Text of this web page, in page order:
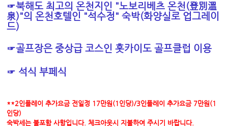
☞북해도 최고의 온천지인 "노보리베츠 온천(登別溫
泉)"의 온천호텔인 "석수정" 숙박(화양실로 업그레이
드)
☞​골프장은 중상급 코스인 홋카이도 골프클럽 이용
☞ 석식 부페식
**2인플레이 추가요금 전일정 17만원(1인당)/3인플레이 추가요금 7만원(1
인당)
숙박세는 불포함 사항입니다. 체크아웃시 지불하여 주시기 바랍니다.